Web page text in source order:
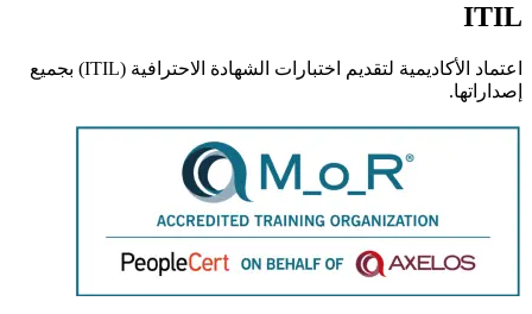
ITIL
اعتماد الأكاديمية لتقديم اختبارات الشهادة الاحترافية (ITIL) بجميع
إصداراتها.